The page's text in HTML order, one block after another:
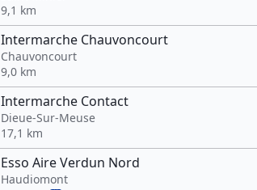
9,1 km
Intermarche Chauvoncourt
Chauvoncourt
9,0 km
Intermarche Contact
Dieue-Sur-Meuse
17,1 km
Esso Aire Verdun Nord
Haudiomont